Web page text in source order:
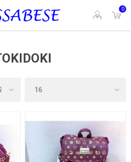
0